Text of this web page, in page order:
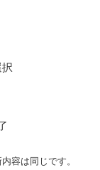
容は同じです。